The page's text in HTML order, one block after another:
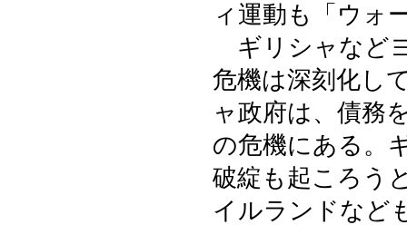
ィ運動も「ウォ
ギリシャなど
危機は深刻化し
ャ政府は、債務
の危機にある。
破綻も起ころう
イルランドなど